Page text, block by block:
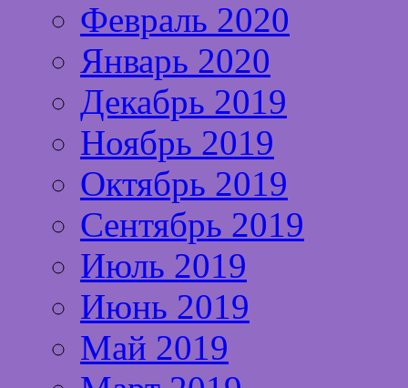
Февраль 2020
Январь 2020
Декабрь 2019
Ноябрь 2019
Октябрь 2019
Сентябрь 2019
Июль 2019
Июнь 2019
Май 2019